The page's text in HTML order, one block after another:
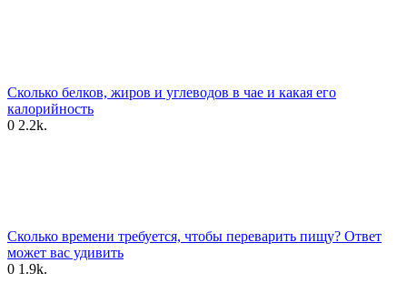
Сколько белков, жиров и углеводов в чае и какая его
калорийность
0 2.2k.
Cколько времени требуется, чтобы переварить пищу? Ответ
может вас удивить
0 1.9k.